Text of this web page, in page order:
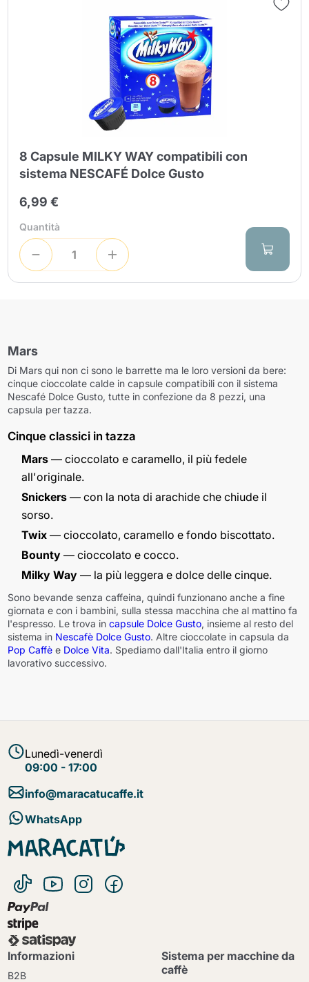
8 Capsule MILKY WAY compatibili con
sistema NESCAFÉ Dolce Gusto
6,99 €
Quantità
Mars
Di Mars qui non ci sono le barrette ma le loro versioni da bere:
cinque cioccolate calde in capsule compatibili con il sistema
Nescafé Dolce Gusto, tutte in confezione da 8 pezzi, una
capsula per tazza.
Cinque classici in tazza
Mars — cioccolato e caramello, il più fedele
all'originale.
Snickers — con la nota di arachide che chiude il
sorso.
Twix — cioccolato, caramello e fondo biscottato.
Bounty — cioccolato e cocco.
Milky Way — la più leggera e dolce delle cinque.
Sono bevande senza caffeina, quindi funzionano anche a fine
giornata e con i bambini, sulla stessa macchina che al mattino fa
l'espresso. Le trova incapsule Dolce Gusto, insieme al resto del
sistema in Nescafè Dolce Gusto. Altre cioccolate in capsula da
Pop Caffè e Dolce Vita. Spediamo dall'Italia entro il giorno
lavorativo successivo.
Lunedì-venerdì
09:00 - 17:00
info@maracatucaffe.it
WhatsApp
Informazioni
B2B
Sistema per macchine da
caffè